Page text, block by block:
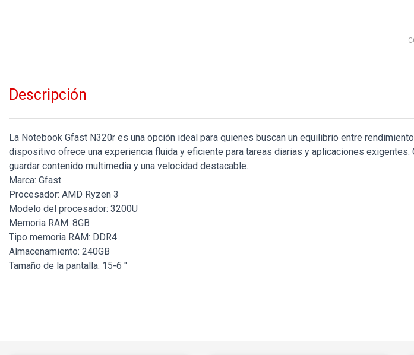
Descripción
La Notebook Gfast N320r es una opción ideal para quienes buscan un equilibrio entre
dispositivo ofrece una experiencia fluida y eficiente para tareas diarias y aplicaciones
guardar contenido multimedia y una velocidad destacable.
Marca: Gfast
Procesador: AMD Ryzen 3
Modelo del procesador: 3200U
Memoria RAM: 8GB
Tipo memoria RAM: DDR4
Almacenamiento: 240GB
Tamaño de la pantalla: 15-6 "